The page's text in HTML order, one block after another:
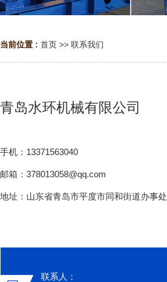
当前位置 : 首页 >> 联系我们
青岛水环机械有限公司
手机：13371563040
邮箱：378013058@qq.com
地址：山东省青岛市平度市同和街道办事处
联系人：